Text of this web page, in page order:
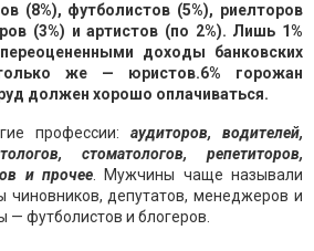
(8%), футболистов (5%), риелторов
(3%) и артистов (по 2%). Лишь 1%
доходы банковских
же — юристов.6% горожан
должен хорошо оплачиваться.
профессии: аудиторов, водителей,
стоматологов, репетиторов,
и прочее . Мужчины чаще называли
чиновников, депутатов, менеджеров и
футболистов и блогеров.